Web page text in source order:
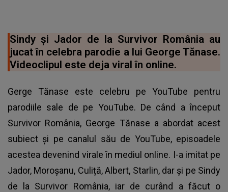
Sindy şi Jador de la Survivor România au
jucat în celebra parodie a lui George Tănase.
Videoclipul este deja viral în online.
Gerge Tănase este celebru pe YouTube pentru
parodiile sale de pe YouTube. De când a început
Survivor România, George Tănase a abordat acest
subiect și pe canalul său de YouTube, episoadele
acestea devenind virale în mediul online. I-a imitat pe
Jador, Moroșanu, Culiță, Albert, Starlin, dar și pe Sindy
de la Survivor România, iar de curând a făcut o